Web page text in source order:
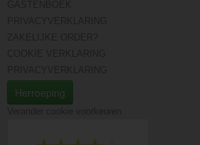
Herroeping